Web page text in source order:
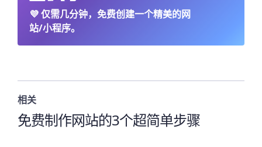
💜仅需几分钟，免费创建一个精美的网
站/小程序。
相关
免费制作网站的3个超简单步骤